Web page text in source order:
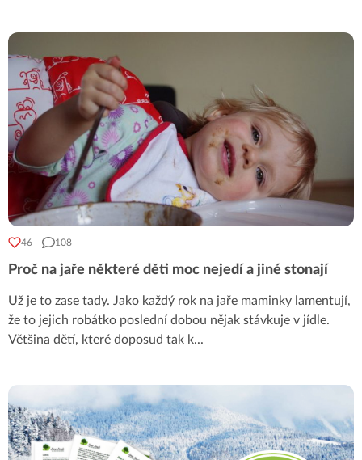
46 108
Proč na jaře některé děti moc nejedí a jiné stonají
Už je to zase tady. Jako každý rok na jaře maminky lamentují,
že to jejich robátko poslední dobou nějak stávkuje v jídle.
Většina dětí, které doposud tak k...